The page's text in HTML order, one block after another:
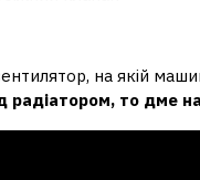
на якій
радіатором, то дме